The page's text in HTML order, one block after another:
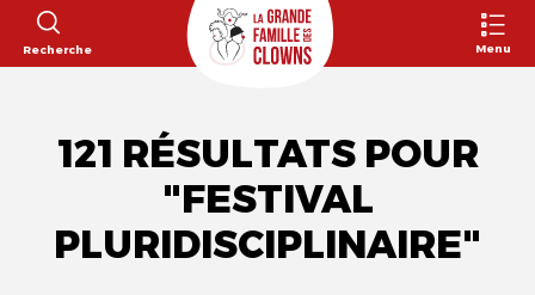
Recherche Menu
121 RÉSULTATS POUR
"FESTIVAL
PLURIDISCIPLINAIRE"